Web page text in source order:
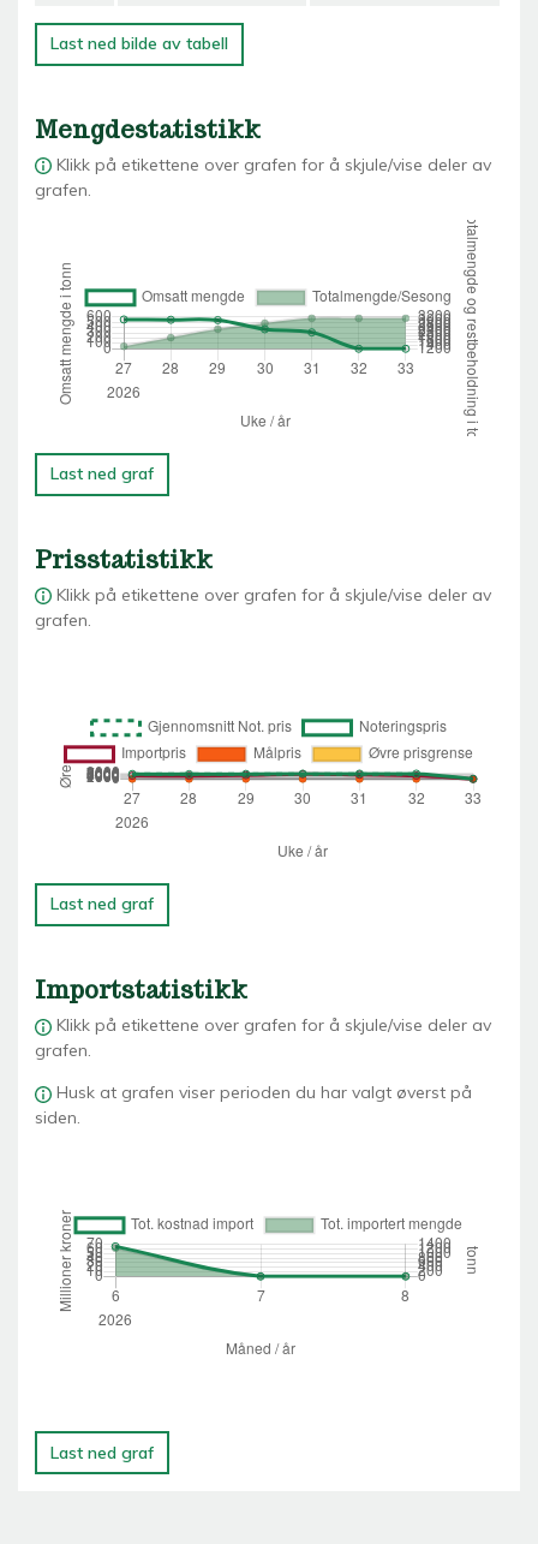
Last ned bilde av tabell
Mengdestatistikk
Klikk på etikettene over grafen for å skjule/vise deler av
grafen.
Last ned graf
Prisstatistikk
Klikk på etikettene over grafen for å skjule/vise deler av
grafen.
Last ned graf
Importstatistikk
Klikk på etikettene over grafen for å skjule/vise deler av
grafen.
Husk at grafen viser perioden du har valgt øverst på
siden.
Last ned graf